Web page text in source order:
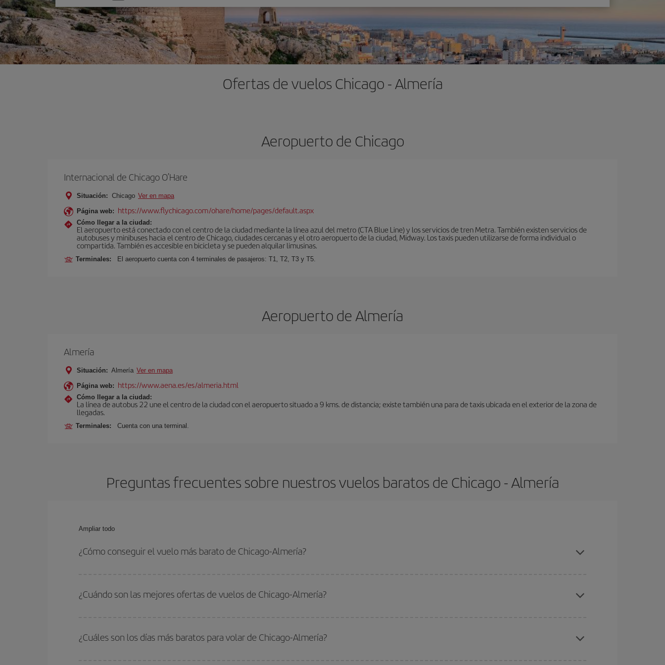
opción
Ofertas de vuelos Chicago - Almería
Aeropuerto de Chicago
Internacional de Chicago O’Hare
Situación: Chicago Ver en mapa
Página web: https://www.flychicago.com/ohare/home/pages/default.aspx
Cómo llegar a la ciudad:
El aeropuerto está conectado con el centro de la ciudad mediante la línea azul del metro (CTA Blue Line) y los servicios de tren Metra. También existen servicios de
autobuses y minibuses hacia el centro de Chicago, ciudades cercanas y el otro aeropuerto de la ciudad, Midway. Los taxis pueden utilizarse de forma individual o
compartida. También es accesible en bicicleta y se pueden alquilar limusinas.
Terminales: El aeropuerto cuenta con 4 terminales de pasajeros: T1, T2, T3 y T5.
Aeropuerto de Almería
Almería
Situación: Almería Ver en mapa
Página web: https://www.aena.es/es/almeria.html
Cómo llegar a la ciudad:
La línea de autobus 22 une el centro de la ciudad con el aeropuerto situado a 9 kms. de distancia; existe también una para de taxis ubicada en el exterior de la zona de
llegadas.
Terminales: Cuenta con una terminal.
Preguntas frecuentes sobre nuestros vuelos baratos de Chicago - Almería
Ampliar todo
¿Cómo conseguir el vuelo más barato de Chicago-Almería?
fechas y horarios de ida y vuelta.
¿Cuándo son las mejores ofertas de vuelos de Chicago-Almería?
periodos de vacaciones escolares son temporada alta. Además, sobre todo si estás pensando en una escapada de fin de semana,
precios encontrarás.
¿Cuáles son los días más baratos para volar de Chicago-Almería?